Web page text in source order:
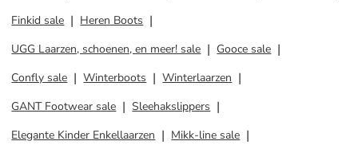
Finkid sale
Heren Boots
UGG Laarzen, schoenen, en meer! sale
Gooce sale
Confly sale
Winterboots
Winterlaarzen
GANT Footwear sale
Sleehakslippers
Elegante Kinder Enkellaarzen
Mikk-line sale